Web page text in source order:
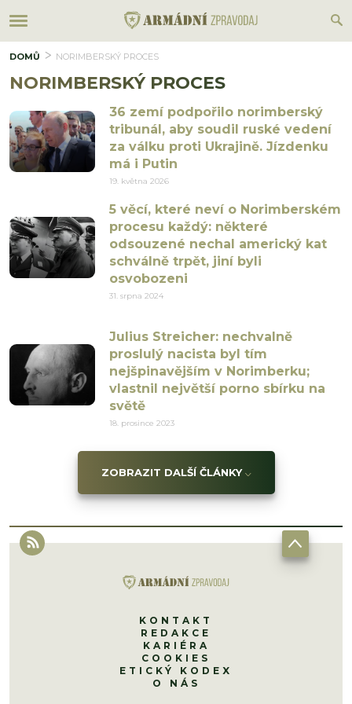
DOMŮ NORIMBERSKÝ PROCES
NORIMBERSKÝ PROCES
36 zemí podpořilo norimberský
tribunál, aby soudil ruské vedení
za válku proti Ukrajině. Jízdenku
má i Putin
19. května 2026
5 věcí, které neví o Norimberském
procesu každý: některé
odsouzené nechal americký kat
schválně trpět, jiní byli
osvobozeni
31. srpna 2024
Julius Streicher: nechvalně
proslulý nacista byl tím
nejšpinavějším v Norimberku;
vlastnil největší porno sbírku na
světě
18. prosince 2023
ZOBRAZIT DALŠÍ ČLÁNKY
KONTAKT
REDAKCE
KARIÉRA
COOKIES
ETICKÝ KODEX
O NÁS